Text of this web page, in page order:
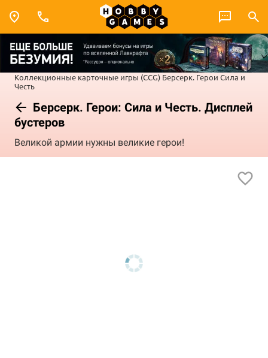
Коллекционные карточные игры (CCG) Берсерк. Герои Сила и
Честь
Берсерк. Герои: Сила и Честь. Дисплей
бустеров
Великой армии нужны великие герои!